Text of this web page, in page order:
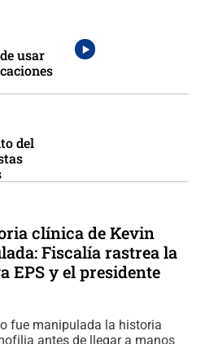
usar
del
clínica de Kevin
Fiscalía rastrea la
EPS y el presidente
fue manipulada la historia
antes de llegar a manos